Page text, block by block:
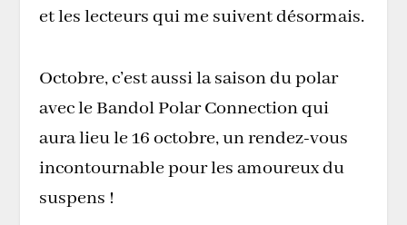
et les lecteurs qui me suivent désormais.
Octobre, c’est aussi la saison du polar
avec le Bandol Polar Connection qui
aura lieu le 16 octobre, un rendez-vous
incontournable pour les amoureux du
suspens !